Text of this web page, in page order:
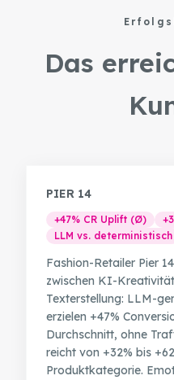
Das
PIER 14
+47% CR Uplift (Ø)
LLM vs. deterministisch
Fashion-Retailer Pier
zwischen KI-
Texterstellung: LLM-
erzielen +47%
Durchschnitt, ohne
reicht von +32% bis
Produktkategorie.